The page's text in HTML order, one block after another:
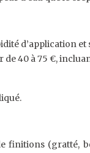
d’application
40 à 75 €,
(gratté,